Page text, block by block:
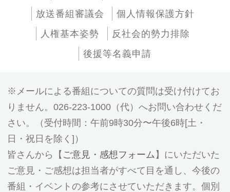
放送番組審議会
個人情報保護方針
人権基本姿勢
反社会的勢力排除
後援等名義申請
メールによる番組についての質問は受け付けてお
りません。026-223-1000（代）へお問い合わせくだ
さい。（受付時間：午前9時30分〜午後6時[土・
日・祝日を除く]）
皆さんから【 ご意見・感想フォーム 】にいただいた
ご意見・ご感想は担当者がすべて目を通し、今後の
番組・イベントの参考にさせていただきます。個別